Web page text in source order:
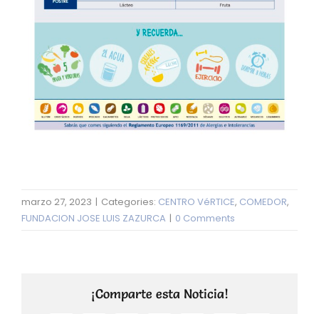
marzo 27, 2023 | Categories: CENTRO VéRTICE, COMEDOR,
FUNDACION JOSE LUIS ZAZURCA | 0 Comments
¡Comparte esta Noticia!